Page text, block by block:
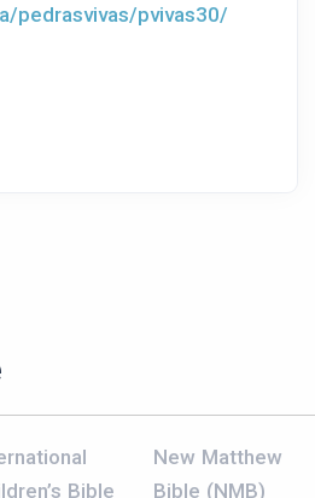
pedrasvivas/pvivas30/
Bible
New Matthew
Bible (NMB)